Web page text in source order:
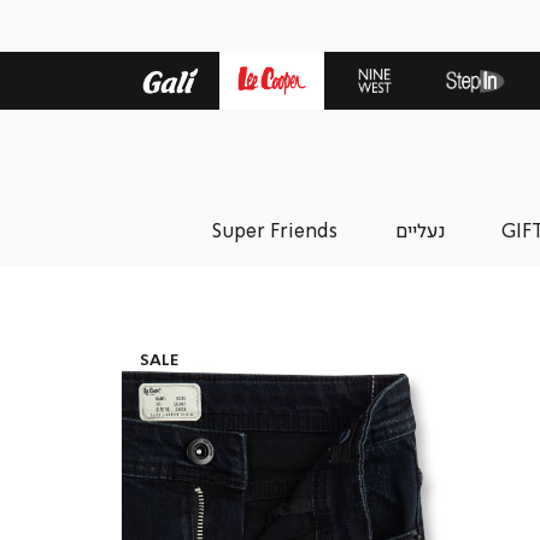
נעליים Super Friends
SALE